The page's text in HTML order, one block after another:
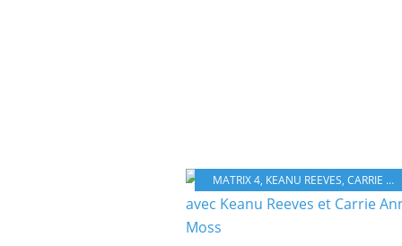
MATRIX 4, KEANU REEVES, CARRIE ANNE-MOSS